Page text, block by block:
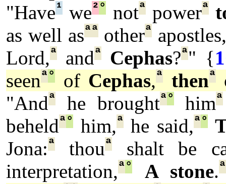
"Have¹ we²° notªpowerª
as well asªªotherª
Lord,ª andª Cephas?ª" {
seenª° of Cephas,ª thenª
"Andª he broughtª°himª
beheldª° him,ªhe said,ª°
Jona:ª thouª
shalt be
interpretation,ª° A stone.ª